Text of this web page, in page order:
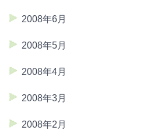
2008年6月
2008年5月
2008年4月
2008年3月
2008年2月